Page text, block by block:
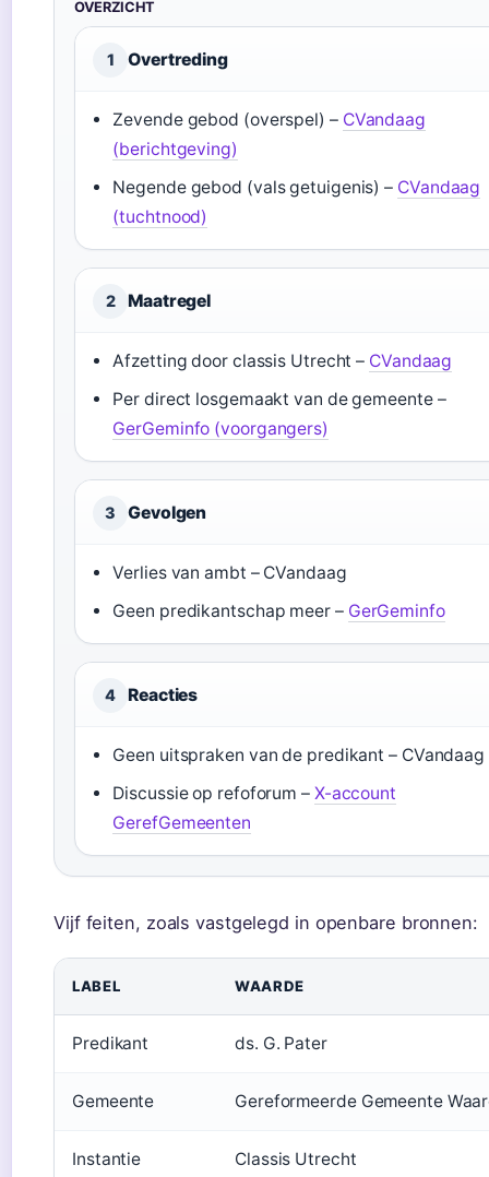
OVERZICHT
1 Overtreding
Zevende gebod (overspel) – CVandaag
(berichtgeving)
Negende gebod (vals getuigenis) – CVandaag
(tuchtnood)
2 Maatregel
Afzetting door classis Utrecht – CVandaag
Per direct losgemaakt van de gemeente –
GerGeminfo (voorgangers)
3 Gevolgen
Verlies van ambt – CVandaag
Geen predikantschap meer – GerGeminfo
4 Reacties
Geen uitspraken van de predikant – CVandaag
Discussie op refoforum – X-account
GerefGemeenten
Vijf feiten, zoals vastgelegd in openbare bronnen:
LABEL WAARDE
Predikant ds. G. Pater
Gemeente Gereformeerde Gemeente
Instantie Classis Utrecht